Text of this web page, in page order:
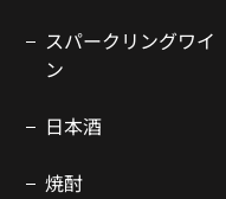
スパークリングワイ
ン
日本酒
焼酎